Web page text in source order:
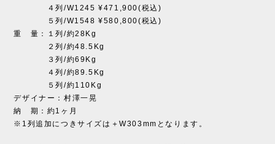
４列/W1245 ¥471,900(税込)
５列/W1548 ¥580,800(税込)
重 量：１列/約28Kg
２列/約48.5Kg
３列/約69Kg
４列/約89.5Kg
５列/約110Kg
デザイナー：村澤一晃
納 期：約1ヶ月
※1列追加につきサイズは＋W303mmとなります。